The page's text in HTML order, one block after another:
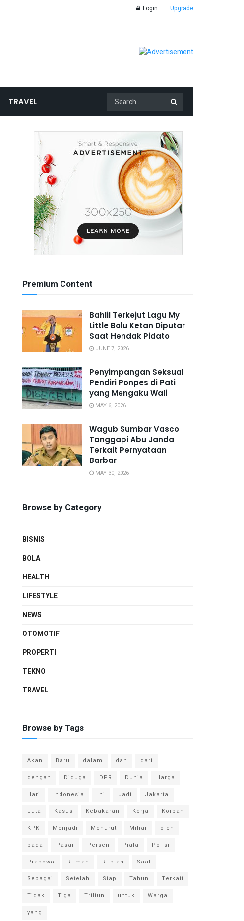
Login Upgrade
TRAVEL
Premium Content
Bahlil Terkejut Lagu My
Little Bolu Ketan Diputar
Saat Hendak Pidato
JUNE 7, 2026
Penyimpangan Seksual
Pendiri Ponpes di Pati
yang Mengaku Wali
MAY 6, 2026
Wagub Sumbar Vasco
Tanggapi Abu Janda
Terkait Pernyataan
Barbar
MAY 30, 2026
Browse by Category
BISNIS
BOLA
HEALTH
LIFESTYLE
NEWS
OTOMOTIF
PROPERTI
TEKNO
TRAVEL
Browse by Tags
Akan Baru dalam dan
dari
dengan
Diduga DPR Dunia
Harga
Hari
Indonesia Ini Jadi
Jakarta
Juta
Kasus Kebakaran Kerja
Korban
KPK
Menjadi Menurut Miliar
oleh
pada
Pasar Persen Piala
Polisi
Prabowo
Rumah Rupiah
Saat
Sebagai
Setelah Siap Tahun
Terkait
Tidak
Tiga Triliun untuk
Warga
yang